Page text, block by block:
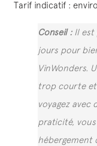
Tarif indicatif :
Conseil :Il est
jours pour
VinWonders.
trop courte
voyagez avec
praticité,
hébergement